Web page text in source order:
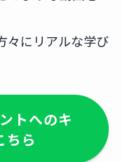
々にリアルな学び
トへのキ
ちら